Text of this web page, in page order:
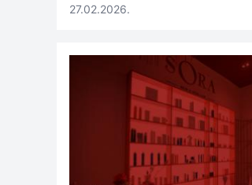
27.02.2026.